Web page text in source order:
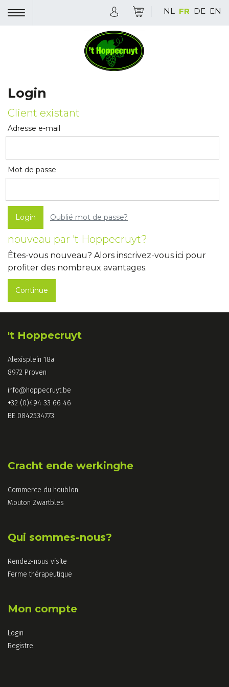
NL FR DE EN
Login
Client existant
Adresse e-mail
Mot de passe
Oublié mot de passe?
nouveau par 't Hoppecruyt?
Êtes-vous nouveau? Alors inscrivez-vous ici pour
profiter des nombreux avantages.
Continue
't Hoppecruyt
Alexisplein 18a
8972 Proven
info@hoppecruyt.be
+32 (0)494 33 66 46
BE 0842534773
Cracht ende werkinghe
Commerce du houblon
Mouton Zwartbles
Qui sommes-nous?
Rendez-nous visite
Ferme thérapeutique
Mon compte
Login
Registre